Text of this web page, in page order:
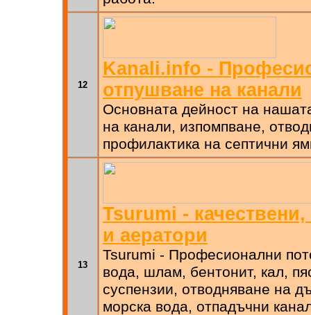
12
Kanali.info -
отпушване на канали
Основната дейност на
на канали, изпомпване,
профилактика на септични
13
Tsurumi -
и аератори
Tsurumi - Професионални
вода, шлам, бентонит, кал,
суспензии, отводняване на
морска вода, отпадъчни